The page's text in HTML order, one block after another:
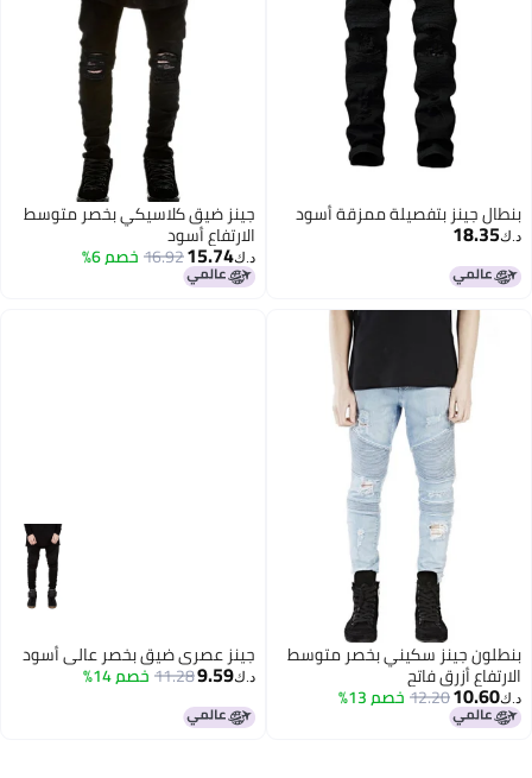
بنطال جينز بتفصيلة ممزقة أسود
د.ك‏18.35
جينز ضيق كلاسيكي بخصر متوسط
الارتفاع أسود
د.ك‏15.74
16.92خصم 6%
بنطلون جينز سكيني بخصر متوسط
الارتفاع أزرق فاتح
د.ك‏10.60
12.20خصم 13%
جينز عصري ضيق بخصر عالي أسود
د.ك‏9.59
11.28خصم 14%